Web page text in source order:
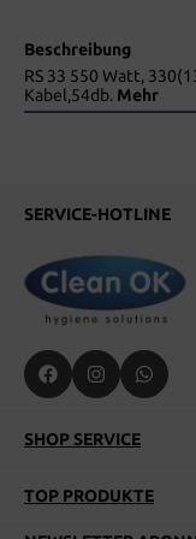
Beschreibung
RS 33 550 Watt,
Kabel,54db. Mehr
SERVICE-HOTLINE
SHOP SERVICE
TOP PRODUKTE